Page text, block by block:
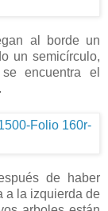
al borde un
un semicírculo,
encuentra el
de haber
a la izquierda de